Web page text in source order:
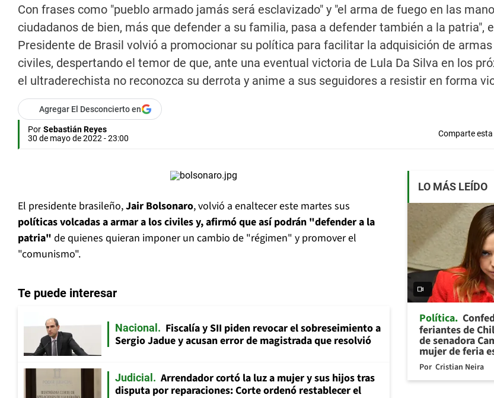
Con frases como "pueblo armado jamás será esclavizado" y "el arma de fuego en las
ciudadanos de bien, más que defender a su familia, pasa a defender también a la patria",
Presidente de Brasil volvió a promocionar su política para facilitar la adquisición de
civiles, despertando el temor de que, ante una eventual victoria de Lula Da Silva en los
el ultraderechista no reconozca su derrota y anime a sus seguidores a resistir en forma
Agregar El Desconcierto en
Por Sebastián Reyes
30 de mayo de 2022 - 23:00
Comparte
El presidente brasileño,Jair Bolsonaro, volvió a enaltecer este martes sus
políticas volcadas a armar a los civiles y, afirmó que así podrán "defender a la
patria" de quienes quieran imponer un cambio de "régimen" y promover el
"comunismo".
Te puede interesar
Nacional
Fiscalía y SII piden revocar el sobreseimiento a
Sergio Jadue y acusan error de magistrada que resolvió
Judicial
Arrendador cortó la luz a mujer y sus hijos tras
disputa por reparaciones: Corte ordenó restablecer el
LO MÁS LEÍDO
Política
feriantes de
de senadora
mujer de feria
Por Cristian Neira